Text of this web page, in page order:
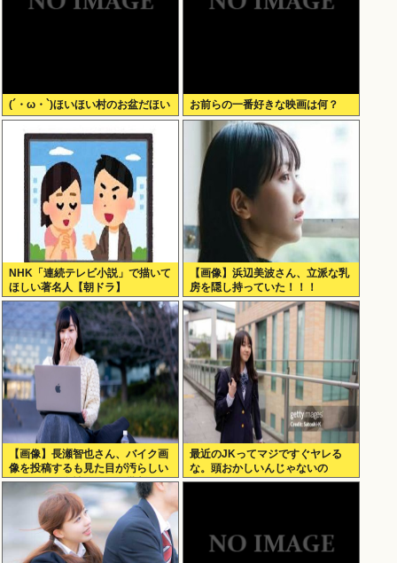
(´・ω・`)ほいほい村のお盆だほい お前らの一番好きな映画は何？
NHK「連続テレビ小説」で描いて
ほしい著名人【朝ドラ】
【画像】浜辺美波さん、立派な乳
房を隠し持っていた！！！
【画像】長瀬智也さん、バイク画
像を投稿するも見た目が汚らしい
とネットの女性たちから批判され
た結果ｗｗｗ
最近のJKってマジですぐヤレる
な。頭おかしいんじゃないの